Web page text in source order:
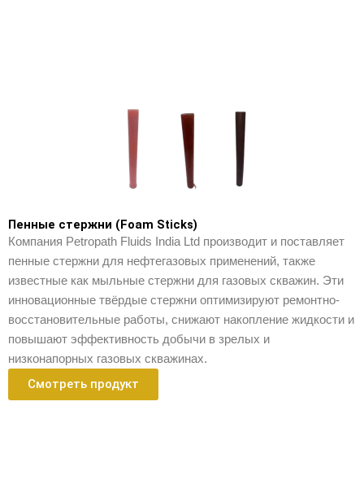
Пенные стержни (Foam Sticks)
Компания Petropath Fluids India Ltd производит и поставляет
пенные стержни для нефтегазовых применений, также
известные как мыльные стержни для газовых скважин. Эти
инновационные твёрдые стержни оптимизируют ремонтно-
восстановительные работы, снижают накопление жидкости и
повышают эффективность добычи в зрелых и
низконапорных газовых скважинах.
Смотреть продукт